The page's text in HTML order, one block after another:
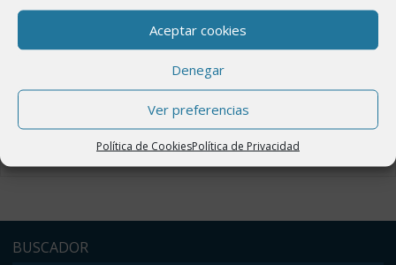
Aceptar cookies
Denegar
Ver preferencias
Política de CookiesPolítica de Privacidad
BUSCADOR